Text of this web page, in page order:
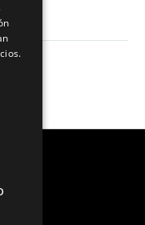
sed
dolore
nostrud
aliquip ex